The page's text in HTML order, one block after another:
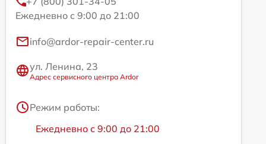
Ежедневно с 9:00 до 21:00
info@ardor-repair-center.ru
ул. Ленина, 23
Адрес сервисного центра Ardor
Режим работы:
Ежедневно с 9:00 до 21:00